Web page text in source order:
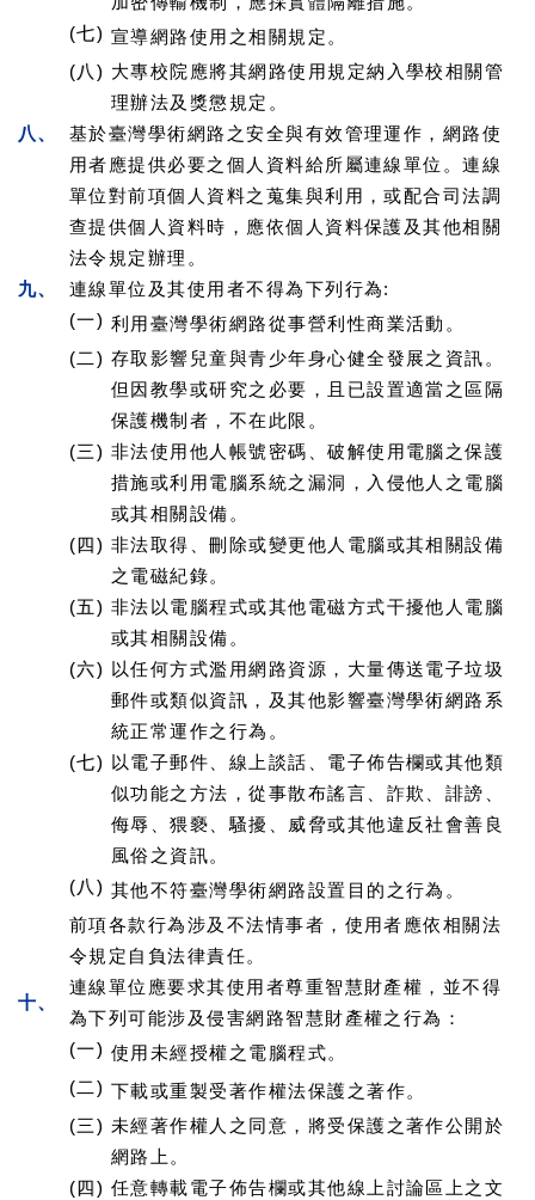
(七) 宣導網路使用之相關規定。
(八) 大專校院應將其網路使用規定納入學校相關管
理辦法及獎懲規定。
八、
基於臺灣學術網路之安全與有效管理運作，網路使
用者應提供必要之個人資料給所屬連線單位。連線
單位對前項個人資料之蒐集與利用，或配合司法調
查提供個人資料時，應依個人資料保護及其他相關
法令規定辦理。
九、
連線單位及其使用者不得為下列行為:
(一) 利用臺灣學術網路從事營利性商業活動。
(二) 存取影響兒童與青少年身心健全發展之資訊。
但因教學或研究之必要，且已設置適當之區隔
保護機制者，不在此限。
(三) 非法使用他人帳號密碼、破解使用電腦之保護
措施或利用電腦系統之漏洞，入侵他人之電腦
或其相關設備。
(四) 非法取得、刪除或變更他人電腦或其相關設備
之電磁紀錄。
(五) 非法以電腦程式或其他電磁方式干擾他人電腦
或其相關設備。
(六) 以任何方式濫用網路資源，大量傳送電子垃圾
郵件或類似資訊，及其他影響臺灣學術網路系
統正常運作之行為。
(七) 以電子郵件、線上談話、電子佈告欄或其他類
似功能之方法，從事散布謠言、詐欺、誹謗、
侮辱、猥褻、騷擾、威脅或其他違反社會善良
風俗之資訊。
(八) 其他不符臺灣學術網路設置目的之行為。
前項各款行為涉及不法情事者，使用者應依相關法
令規定自負法律責任。
十、
連線單位應要求其使用者尊重智慧財產權，並不得
為下列可能涉及侵害網路智慧財產權之行為：
(一) 使用未經授權之電腦程式。
(二) 下載或重製受著作權法保護之著作。
(三) 未經著作權人之同意，將受保護之著作公開於
網路上。
(四) 任意轉載電子佈告欄或其他線上討論區上之文